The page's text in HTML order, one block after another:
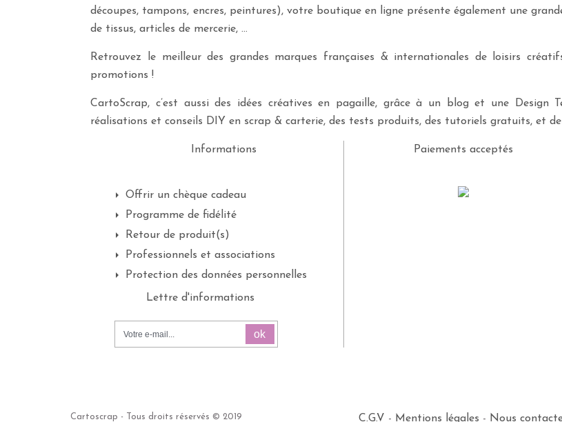
découpes, tampons, encres, peintures), votre boutique en ligne présente également une
de tissus, articles de mercerie, …
Retrouvez le meilleur des grandes marques françaises & internationales de loisirs
promotions !
CartoScrap, c’est aussi des idées créatives en pagaille, grâce à un blog et une Design
réalisations et conseils DIY en scrap & carterie, des tests produits, des tutoriels gratuits, et
Informations
Offrir un chèque cadeau
Programme de fidélité
Retour de produit(s)
Professionnels et associations
Protection des données personnelles
Paiements acceptés
Lettre d'informations
ok
Cartoscrap - Tous droits réservés © 2019 C.G.V - Mentions légales - Nous